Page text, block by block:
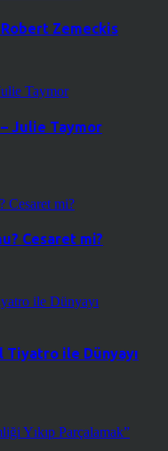
Zemeckis
Julie Taymor
Cesaret mi?
Tiyatro ile Dünyayı